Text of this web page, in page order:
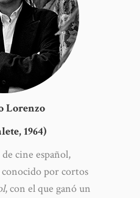
Lorenzo
1964)
cine español,
por cortos
, con el que ganó un